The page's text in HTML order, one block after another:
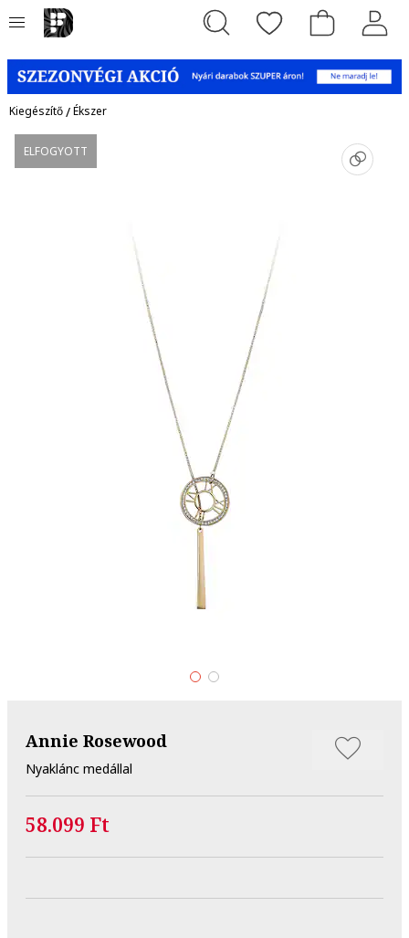
Kiegészítő/Ékszer
ELFOGYOTT
Annie Rosewood
Nyaklánc medállal
58.099 Ft